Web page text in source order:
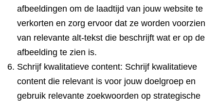
afbeeldingen om de laadtijd van jouw website te
verkorten en zorg ervoor dat ze worden voorzien
van relevante alt-tekst die beschrijft wat er op de
afbeelding te zien is.
Schrijf kwalitatieve content: Schrijf kwalitatieve
content die relevant is voor jouw doelgroep en
gebruik relevante zoekwoorden op strategische